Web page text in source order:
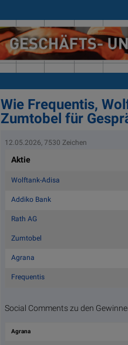
Wie Frequentis,
Zumtobel für
12.05.2026, 7530 Zeichen
Aktie
Wolftank-Adisa
Addiko Bank
Rath AG
Zumtobel
Agrana
Frequentis
Social Comments zu den
Agrana